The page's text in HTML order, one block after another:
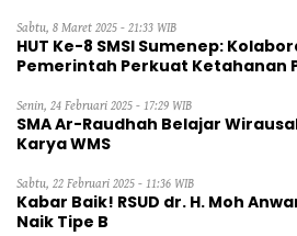
Sabtu, 8 Maret 2025 - 21:33 WIB
HUT Ke-8 SMSI Sumenep:
Pemerintah Perkuat Ketahanan
Senin, 24 Februari 2025 - 17:29 WIB
SMA Ar-Raudhah Belajar
Karya WMS
Sabtu, 22 Februari 2025 - 11:36 WIB
Kabar Baik! RSUD dr. H. Moh
Naik Tipe B